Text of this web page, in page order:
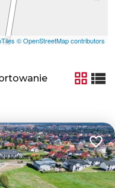
© OpenStreetMap contributors
tabela